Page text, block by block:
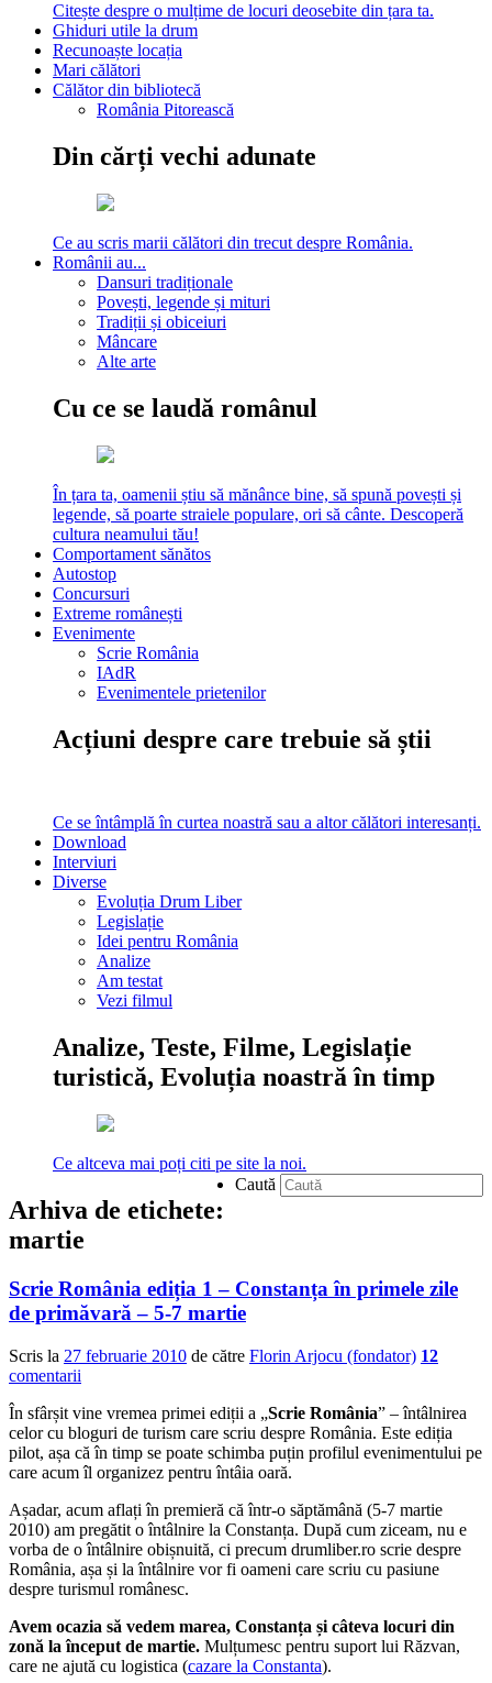
Citește despre o mulțime de locuri deosebite din țara ta.
Ghiduri utile la drum
Recunoaște locația
Mari călători
Călător din bibliotecă
România Pitorească
Din cărți vechi adunate
Ce au scris marii călători din trecut despre România.
Românii au...
Dansuri tradiționale
Povești, legende și mituri
Tradiții și obiceiuri
Mâncare
Alte arte
Cu ce se laudă românul
În țara ta, oamenii știu să mănânce bine, să spună povești și
legende, să poarte straiele populare, ori să cânte. Descoperă
cultura neamului tău!
Comportament sănătos
Autostop
Concursuri
Extreme românești
Evenimente
Scrie România
IAdR
Evenimentele prietenilor
Acțiuni despre care trebuie să știi
Ce se întâmplă în curtea noastră sau a altor călători interesanți.
Download
Interviuri
Diverse
Evoluția Drum Liber
Legislație
Idei pentru România
Analize
Am testat
Vezi filmul
Analize, Teste, Filme, Legislație
turistică, Evoluția noastră în timp
Ce altceva mai poți citi pe site la noi.
Caută
Arhiva de etichete:
martie
Scrie România ediția 1 – Constanța în primele zile
de primăvară – 5-7 martie
Scris la 27 februarie 2010 de către Florin Arjocu (fondator) 12
comentarii
În sfârșit vine vremea primei ediții a „Scrie România” – întâlnirea
celor cu bloguri de turism care scriu despre România. Este ediția
pilot, așa că în timp se poate schimba puțin profilul evenimentului pe
care acum îl organizez pentru întâia oară.
Așadar, acum aflați în premieră că într-o săptămână (5-7 martie
2010) am pregătit o întâlnire la Constanța. După cum ziceam, nu e
vorba de o întâlnire obișnuită, ci precum drumliber.ro scrie despre
România, așa și la întâlnire vor fi oameni care scriu cu pasiune
despre turismul românesc.
Avem ocazia să vedem marea, Constanța și câteva locuri din
zonă la început de martie. Mulțumesc pentru suport lui Răzvan,
care ne ajută cu logistica (cazare la Constanta).